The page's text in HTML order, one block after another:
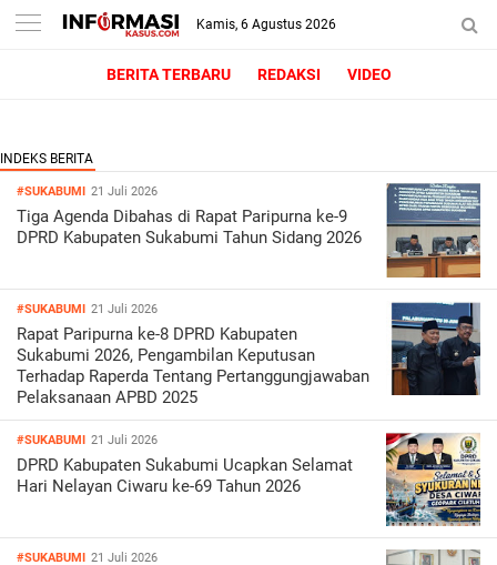
Kamis, 6 Agustus 2026
BERITA TERBARU REDAKSI VIDEO
#SUKABUMI 21 Juli 2026
Tiga Agenda Dibahas di Rapat Paripurna ke-9
DPRD Kabupaten Sukabumi Tahun Sidang 2026
#SUKABUMI 21 Juli 2026
Rapat Paripurna ke-8 DPRD Kabupaten
Sukabumi 2026, Pengambilan Keputusan
Terhadap Raperda Tentang Pertanggungjawaban
Pelaksanaan APBD 2025
#SUKABUMI 21 Juli 2026
DPRD Kabupaten Sukabumi Ucapkan Selamat
Hari Nelayan Ciwaru ke-69 Tahun 2026
#SUKABUMI 21 Juli 2026